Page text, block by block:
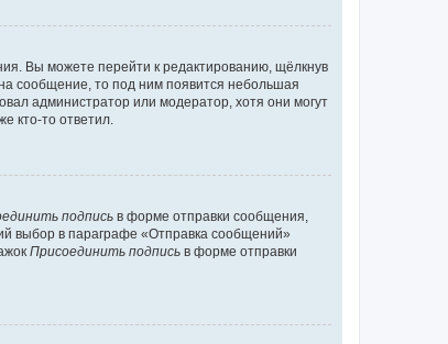
Вы можете перейти к редактированию, щёлкнув
сообщение, то под ним появится небольшая
администратор или модератор, хотя они могут
кто-то ответил.
подпись в форме отправки сообщения,
выбор в параграфе «Отправка сообщений»
Присоединить подпись в форме отправки